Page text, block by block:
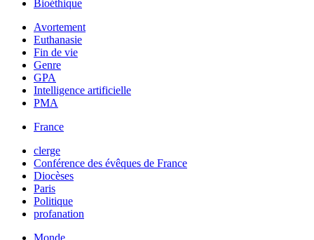
Bioéthique
Avortement
Euthanasie
Fin de vie
Genre
GPA
Intelligence artificielle
PMA
France
clerge
Conférence des évêques de France
Diocèses
Paris
Politique
profanation
Monde